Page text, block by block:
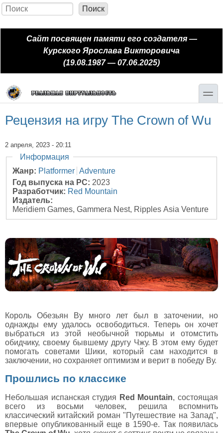
Перейти к основному содержанию
Skip to search
Форма поиска
Поиск
Сайт посвящен памяти его создателя —
Курского Ярослава Викторовича
(19.08.1987 — 07.06.2025)
toggle
Рецензия на игру The Crown of Wu
2 апреля, 2023 - 20:11
Скрыть
Информация
Жанр: Platformer Adventure
Год выпуска на PC: 2023
Разработчик: Red Mountain
Издатель:
Meridiem Games, Gammera Nest, Ripples Asia Venture
Король Обезьян Ву много лет был в заточении, но
однажды ему удалось освободиться. Теперь он хочет
выбраться из этой необычной тюрьмы и отомстить
обидчику, своему бывшему другу Чжу. В этом ему будет
помогать советами Шики, который сам находится в
заключении, но сохраняет оптимизм и верит в победу Ву.
Прошлись по классике
Небольшая испанская студия Red Mountain, состоящая
всего из восьми человек, решила вспомнить
классический китайский роман "Путешествие на Запад",
впервые опубликованный еще в 1590-е. Так появилась